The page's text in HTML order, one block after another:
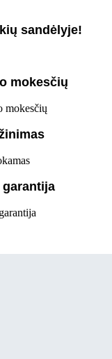
sandėlyje!
mokesčių